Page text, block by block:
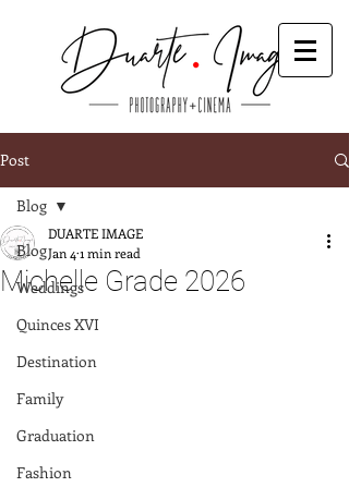
Post
Blog
Weddings
Quinces XVI
Destination
Family
Graduation
Fashion
Blog
Michelle Grade 2026
DUARTE IMAGE
Jan 4 1 min read